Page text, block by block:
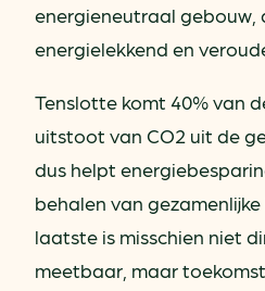
energieneutraal gebouw,
energielekkend en
Tenslotte komt 40% van
uitstoot van CO2 uit de
dus helpt
behalen van
laatste is misschien niet
meetbaar, maar